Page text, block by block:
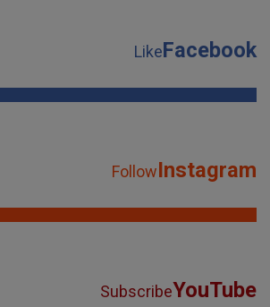
LikeFacebook
FollowInstagram
SubscribeYouTube